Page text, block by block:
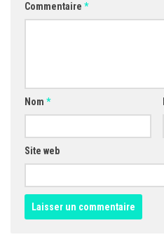
Commentaire *
Nom *
Site web